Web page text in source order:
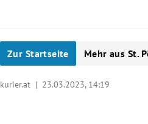
Zur Startseite Mehr aus St.
kurier.at | 23.03.2023, 14:19